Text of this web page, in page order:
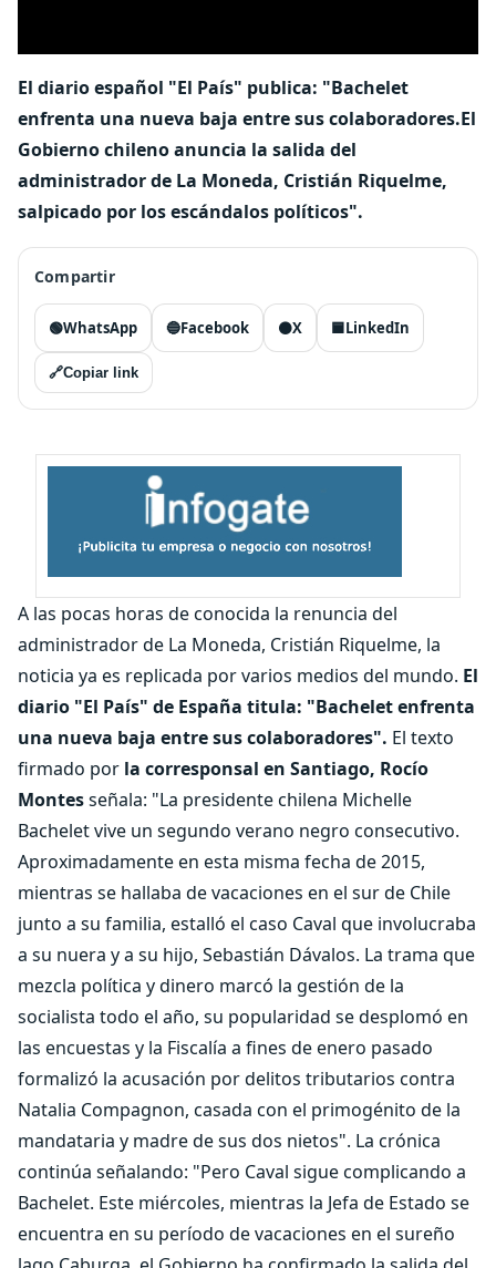
El diario español "El País" publica: "Bachelet
enfrenta una nueva baja entre sus colaboradores.El
Gobierno chileno anuncia la salida del
administrador de La Moneda, Cristián Riquelme,
salpicado por los escándalos políticos".
Compartir
🟢WhatsApp 🔵Facebook ⚫X 🟦LinkedIn
🔗Copiar link
A las pocas horas de conocida la renuncia del
administrador de La Moneda, Cristián Riquelme, la
noticia ya es replicada por varios medios del mundo. El
diario "El País" de España titula: "Bachelet enfrenta
una nueva baja entre sus colaboradores". El texto
firmado por la corresponsal en Santiago, Rocío
Montesseñala: "La presidente chilena Michelle
Bachelet vive un segundo verano negro consecutivo.
Aproximadamente en esta misma fecha de 2015,
mientras se hallaba de vacaciones en el sur de Chile
junto a su familia, estalló el caso Caval que involucraba
a su nuera y a su hijo, Sebastián Dávalos. La trama que
mezcla política y dinero marcó la gestión de la
socialista todo el año, su popularidad se desplomó en
las encuestas y la Fiscalía a fines de enero pasado
formalizó la acusación por delitos tributarios contra
Natalia Compagnon, casada con el primogénito de la
mandataria y madre de sus dos nietos". La crónica
continúa señalando: "Pero Caval sigue complicando a
Bachelet. Este miércoles, mientras la Jefa de Estado se
encuentra en su período de vacaciones en el sureño